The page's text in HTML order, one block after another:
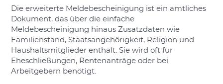
Die erweiterte Meldebescheinigung ist ein amtliches
Dokument, das über die einfache
Meldebescheinigung hinaus Zusatzdaten wie
Familienstand, Staatsangehörigkeit, Religion und
Haushaltsmitglieder enthält. Sie wird oft für
Eheschließungen, Rentenanträge oder bei
Arbeitgebern benötigt.